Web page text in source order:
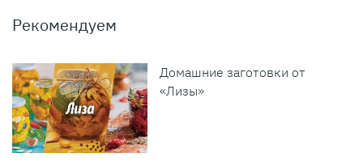
Рекомендуем
Домашние заготовки от
«Лизы»